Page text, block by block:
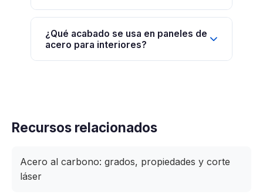
¿Qué acabado se usa en paneles de
acero para interiores?
Recursos relacionados
Acero al carbono: grados, propiedades y corte
láser